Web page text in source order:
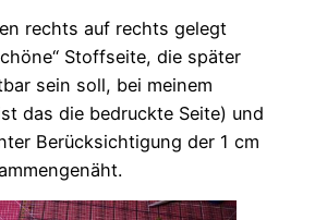
rechts auf rechts gelegt
Stoffseite, die später
sein soll, bei meinem
das die bedruckte Seite) und
Berücksichtigung der 1 cm